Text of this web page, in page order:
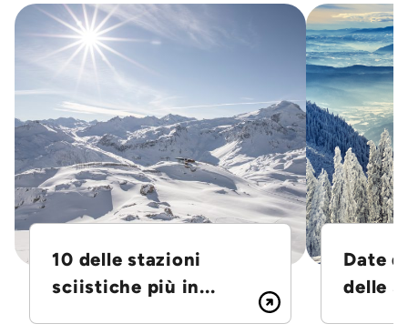
10 delle stazioni
sciistiche più in...
Date
delle